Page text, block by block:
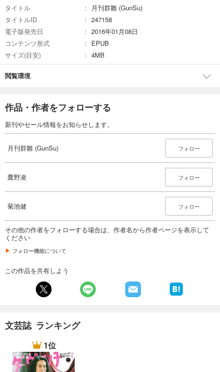
カート
880 円 (税込)
カート
試し読み
月刊群雛 (GunSu) 2015年 03月号 ～ インディーズ作家を応援するマガジン ～
カート
試し読み
880 円 (税込)
880
タイトル
月刊群雛 (GunSu)
タイトルID
247158
電子版発売日
2016年01月08日
コンテンツ形式
EPUB
サイズ(目安)
4MB
閲覧環境
作品・作者をフォローする
新刊やセール情報をお知らせします。
月刊群雛 (GunSu) フォロー
鷹野凌 フォロー
菊池健 フォロー
その他の作者をフォローする場合は、作者名から作者ページを表示して
ください
フォロー機能について
この作品を共有しよう
文芸誌 ランキング
1位